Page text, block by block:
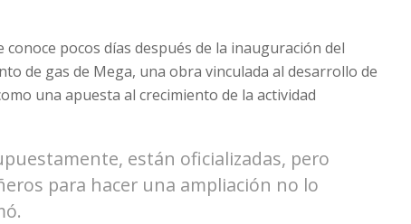
conoce pocos días después de la inauguración del
de gas de Mega, una obra vinculada al desarrollo de
una apuesta al crecimiento de la actividad
están oficializadas, pero
para hacer una ampliación no lo